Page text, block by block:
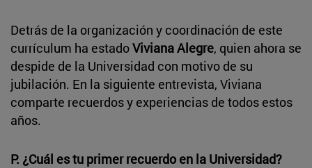
Detrás de la organización y coordinación de este
currículum ha estadoViviana Alegre, quien ahora se
despide de la Universidad con motivo de su
jubilación. En la siguiente entrevista, Viviana
comparte recuerdos y experiencias de todos estos
años.
P. ¿Cuál es tu primer recuerdo en la Universidad?